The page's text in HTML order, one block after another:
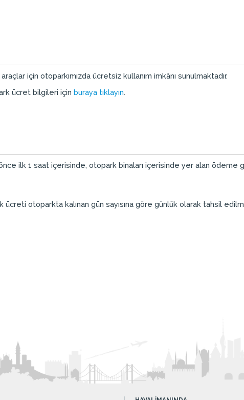
için otoparkımızda ücretsiz kullanım imkânı sunulmaktadır.
ücret bilgileri için buraya tıklayın.
ilk 1 saat içerisinde, otopark binaları içerisinde yer alan ödeme
ücreti otoparkta kalınan gün sayısına göre günlük olarak tahsil